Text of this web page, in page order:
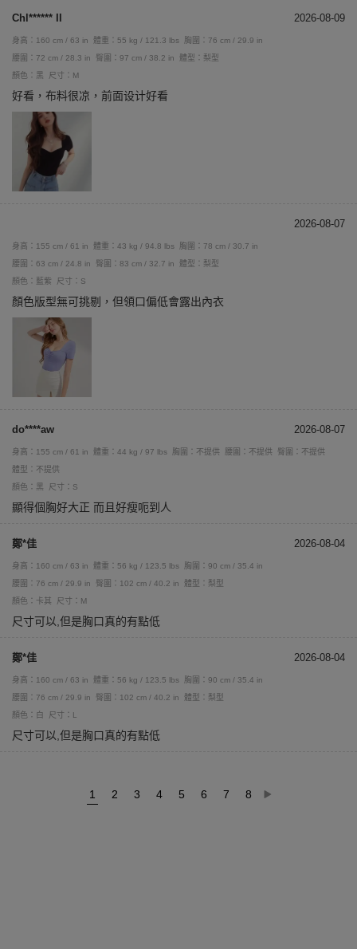
Chl****** II 2026-08-09
身高：160 cm / 63 in 體重：55 kg / 121.3 lbs
胸圍：76 cm / 29.9 in
腰圍：72 cm / 28.3 in
臀圍：97 cm / 38.2 in
體型：梨型
顏色：黑
尺寸：M
好看，布料很凉，前面设计好看
2026-08-07
身高：155 cm / 61 in 體重：43 kg / 94.8 lbs
胸圍：78 cm / 30.7 in
腰圍：63 cm / 24.8 in
臀圍：83 cm / 32.7 in
體型：梨型
顏色：藍紫
尺寸：S
顏色版型無可挑剔，但領口偏低會露出內衣
do****aw 2026-08-07
身高：155 cm / 61 in 體重：44 kg / 97 lbs 胸圍：不提供 腰圍：不提供
臀圍：不提供
體型：不提供
顏色：黑
尺寸：S
顯得個胸好大正 而且好瘦呃到人
鄭*佳 2026-08-04
身高：160 cm / 63 in 體重：56 kg / 123.5 lbs
胸圍：90 cm / 35.4 in
腰圍：76 cm / 29.9 in
臀圍：102 cm / 40.2 in
體型：梨型
顏色：卡其
尺寸：M
尺寸可以,但是胸口真的有點低
鄭*佳 2026-08-04
身高：160 cm / 63 in 體重：56 kg / 123.5 lbs
胸圍：90 cm / 35.4 in
腰圍：76 cm / 29.9 in
臀圍：102 cm / 40.2 in
體型：梨型
顏色：白
尺寸：L
尺寸可以,但是胸口真的有點低
1 2 3 4 5 6 7 8